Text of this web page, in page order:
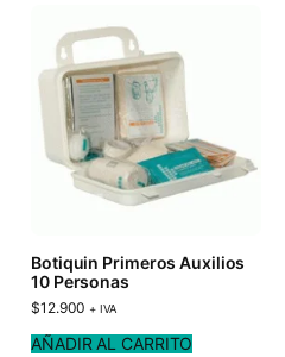
Botiquin Primeros Auxilios
10 Personas
$12.900 + IVA
AÑADIR AL CARRITO